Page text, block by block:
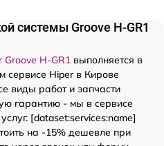
системы Groove H-GR1
Groove H-GR1 выполняется в
сервисе Hiper в Кирове
виды работ и запчасти
гарантию - мы в сервисе
[dataset:services:name]
на -15% дешевле при